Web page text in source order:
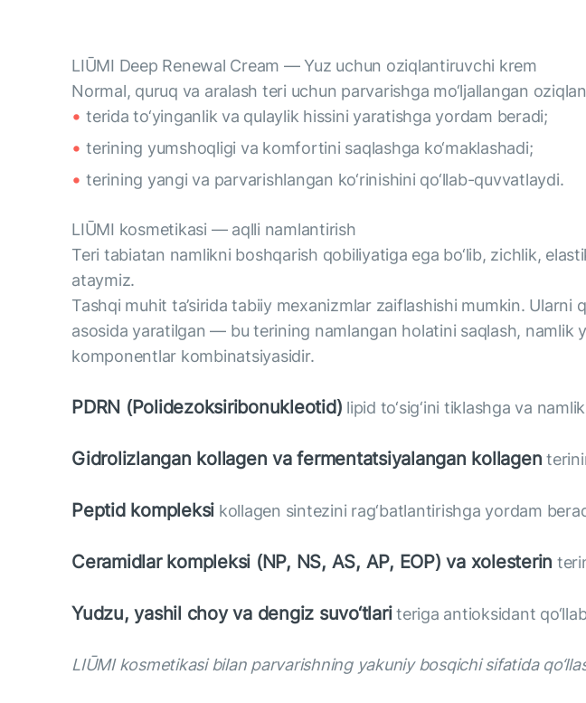
LIŪMI Deep Renewal Cream — Yuz uchun oziqlantiruvchi krem
Normal, quruq va aralash teri uchun parvarishga mo‘ljallangan
terida to‘yinganlik va qulaylik hissini yaratishga yordam beradi;
terining yumshoqligi va komfortini saqlashga ko‘maklashadi;
terining yangi va parvarishlangan ko‘rinishini qo‘llab-quvvatlaydi.
LIŪMI kosmetikasi — aqlli namlantirish
Teri tabiatan namlikni boshqarish qobiliyatiga ega bo‘lib, zichlik,
ataymiz.
Tashqi muhit ta’sirida tabiiy mexanizmlar zaiflashishi mumkin.
asosida yaratilgan — bu terining namlangan holatini saqlash, namlik
komponentlar kombinatsiyasidir.
PDRN (Polidezoksiribonukleotid) lipid to‘sig‘ini tiklashga va
Gidrolizlangan kollagen va fermentatsiyalangan kollagen
Peptid kompleksi kollagen sintezini rag‘batlantirishga yordam
Ceramidlar kompleksi (NP, NS, AS, AP, EOP) va xolesterin
Yudzu, yashil choy va dengiz suvo‘tlariteriga antioksidant
LIŪMI kosmetikasi bilan parvarishning yakuniy bosqichi sifatida